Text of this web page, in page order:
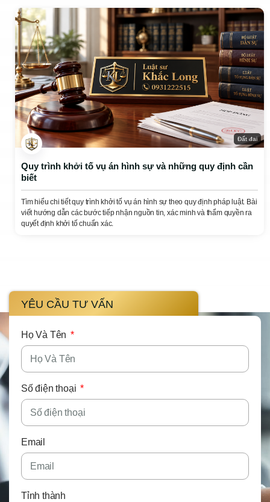
Đất đai
Quy trình khởi tố vụ án hình sự và những quy định cần
biết
Tìm hiểu chi tiết quy trình khởi tố vụ án hình sự theo quy định pháp luật. Bài
viết hướng dẫn các bước tiếp nhận nguồn tin, xác minh và thẩm quyền ra
quyết định khởi tố chuẩn xác.
YÊU CẦU TƯ VẤN
Họ Và Tên
Số điện thoại
Email
Tỉnh thành